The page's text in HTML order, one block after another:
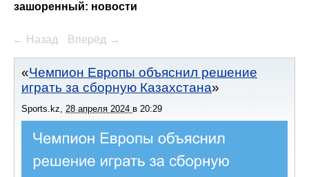
зашоренный: новости
← Назад Вперёд →
Чемпион Европы объяснил решение
играть за сборную Казахстана
Sports.kz, 28 апреля 2024 в 20:29